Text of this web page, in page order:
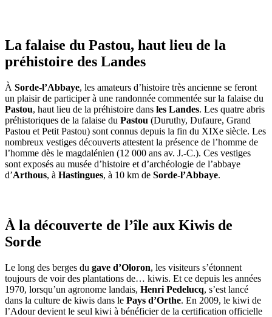
La falaise du Pastou, haut lieu de la
préhistoire des Landes
À Sorde-l’Abbaye, les amateurs d’histoire très ancienne se feront
un plaisir de participer à une randonnée commentée sur la falaise du
Pastou, haut lieu de la préhistoire dans les Landes. Les quatre abris
préhistoriques de la falaise du Pastou (Duruthy, Dufaure, Grand
Pastou et Petit Pastou) sont connus depuis la fin du XIXe siècle. Les
nombreux vestiges découverts attestent la présence de l’homme de
l’homme dès le magdalénien (12 000 ans av. J.-C.). Ces vestiges
sont exposés au musée d’histoire et d’archéologie de l’abbaye
d’Arthous, à Hastingues, à 10 km de Sorde-l’Abbaye.
À la découverte de l’île aux Kiwis de
Sorde
Le long des berges du gave d’Oloron, les visiteurs s’étonnent
toujours de voir des plantations de… kiwis. Et ce depuis les années
1970, lorsqu’un agronome landais, Henri Pedelucq, s’est lancé
dans la culture de kiwis dans le Pays d’Orthe. En 2009, le kiwi de
l’Adour devient le seul kiwi à bénéficier de la certification officielle